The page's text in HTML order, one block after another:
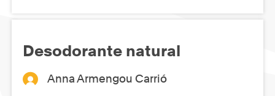
Desodorante natural
Anna Armengou Carrió